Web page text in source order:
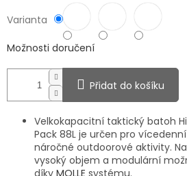
Varianta
Možnosti doručení
Přidat do košíku
Velkokapacitní taktický batoh
Pack 88L je určen pro
náročné outdoorové aktivity.
vysoký objem a modulární